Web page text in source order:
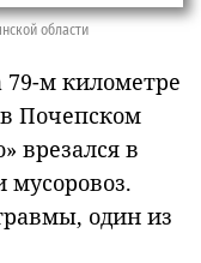
области
м километре
Почепском
врезался в
один из